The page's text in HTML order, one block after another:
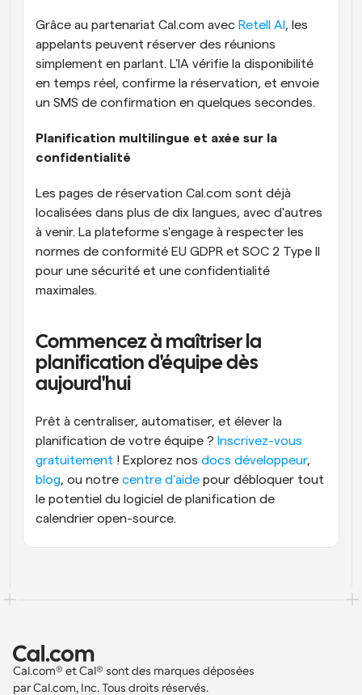
Grâce au partenariat Cal.com avec Retell AI , les
appelants peuvent réserver des réunions
simplement en parlant. L'IA vérifie la disponibilité
en temps réel, confirme la réservation, et envoie
un SMS de confirmation en quelques secondes.
Planification multilingue et axée sur la
confidentialité
Les pages de réservation Cal.com sont déjà
localisées dans plus de dix langues, avec d'autres
à venir. La plateforme s'engage à respecter les
normes de conformité EU GDPR et SOC 2 Type II
pour une sécurité et une confidentialité
maximales.
Commencez à maîtriser la
planification d'équipe dès
aujourd'hui
Prêt à centraliser, automatiser, et élever la
planification de votre équipe ? Inscrivez-vous
gratuitement ! Explorez nos docs développeur
blog, ou notre centre d'aide pour débloquer tout
le potentiel du logiciel de planification de
calendrier open-source.
Cal.com® et Cal® sont des marques déposées
par Cal.com, Inc. Tous droits réservés.